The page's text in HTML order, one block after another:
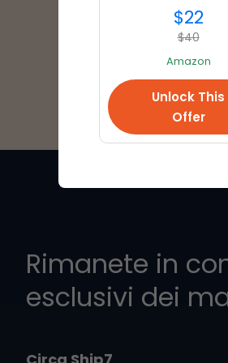
Rimanete in
esclusivi dei
$22
$40
Amazon
Unlock This
Offer